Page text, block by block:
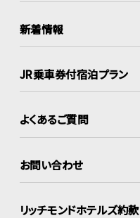
新着情報
JR乗車券付宿泊プラン
よくあるご質問
お問い合わせ
リッチモンドホテルズ約款